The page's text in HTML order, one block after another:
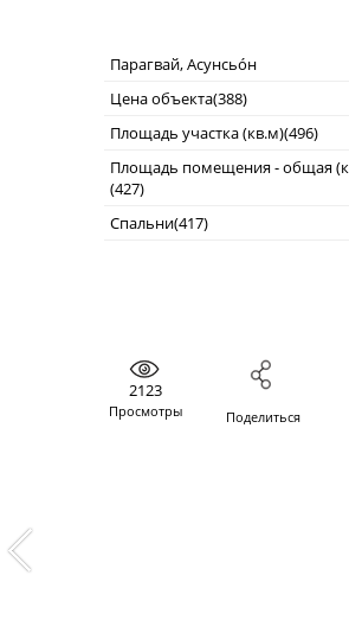
Парагвай, Асунсьо́н
Цена объекта(388)
Площадь участка (кв.м)(496)
Площадь помещения - общая
(427)
Спальни(417)
2123
Просмотры Поделиться